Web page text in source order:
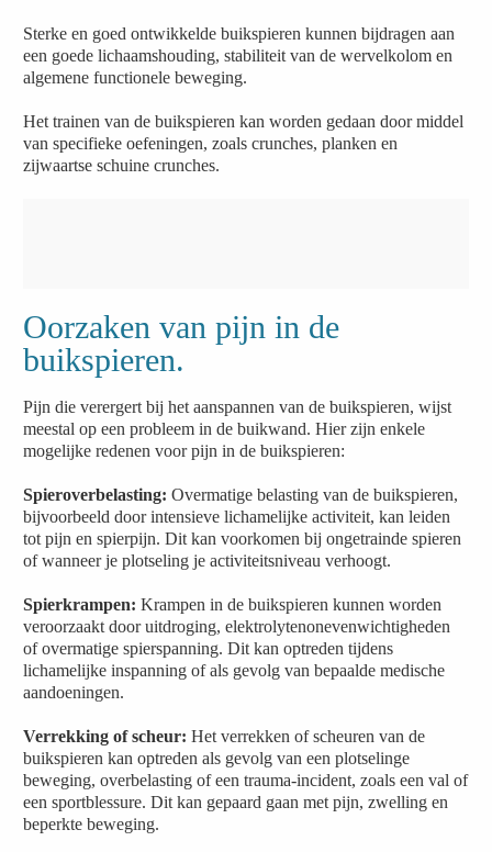
Sterke en goed ontwikkelde buikspieren kunnen bijdragen aan
een goede lichaamshouding, stabiliteit van de wervelkolom en
algemene functionele beweging.
Het trainen van de buikspieren kan worden gedaan door middel
van specifieke oefeningen, zoals crunches, planken en
zijwaartse schuine crunches.
Oorzaken van pijn in de
buikspieren.
Pijn die verergert bij het aanspannen van de buikspieren, wijst
meestal op een probleem in de buikwand. Hier zijn enkele
mogelijke redenen voor pijn in de buikspieren:
Spieroverbelasting: Overmatige belasting van de buikspieren,
bijvoorbeeld door intensieve lichamelijke activiteit, kan leiden
tot pijn en spierpijn. Dit kan voorkomen bij ongetrainde spieren
of wanneer je plotseling je activiteitsniveau verhoogt.
Spierkrampen: Krampen in de buikspieren kunnen worden
veroorzaakt door uitdroging, elektrolytenonevenwichtigheden
of overmatige spierspanning. Dit kan optreden tijdens
lichamelijke inspanning of als gevolg van bepaalde medische
aandoeningen.
Verrekking of scheur: Het verrekken of scheuren van de
buikspieren kan optreden als gevolg van een plotselinge
beweging, overbelasting of een trauma-incident, zoals een val of
een sportblessure. Dit kan gepaard gaan met pijn, zwelling en
beperkte beweging.